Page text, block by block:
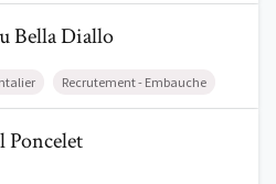
Bella Diallo
BellaDiallo
Recrutement - Embauche
Poncelet
Poncelet